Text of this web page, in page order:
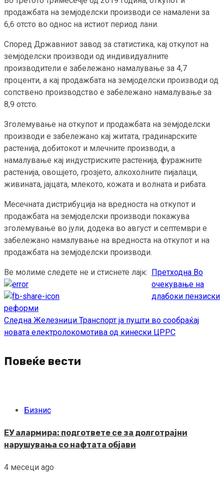
продажбата на земјоделски производи се намалени за
6,6 отсто во однос на истиот период лани.
Според Државниот завод за статистика, кај откупот на
земјоделски производи од индивидуалните
производители е забележано намалување за 4,7
проценти, а кај продажбата на земјоделски производи од
сопствено производство е забележано намалување за
8,9 отсто.
Зголемување на откупот и продажбата на земјоделски
производи е забележано кај житата, градинарските
растенија, добитокот и млечните производи, а
намалување кај индустриските растенија, фуражните
растенија, овошјето, грозјето, алкохолните пијалаци,
живината, јајцата, млекото, кожата и волната и рибата.
Месечната дистрибуција на вредноста на откупот и
продажбата на земјоделски производи покажува
зголемување во јули, додека во август и септември е
забележано намалување на вредноста на откупот и на
продажбата на земјоделски производи.
Ве молиме следете не и стиснете лајк:
Continue
Reading
Претходна Во
очекување на
длабоки пензиски
реформи
Следна Железници Транспорт ја пушти во сообраќај
новата електролокомотива од кинески ЦРРС
Повеќе вести
Бизнис
ЕУ алармира: подгответе се за долготрајни
нарушувања со нафтата објави
4 месеци ago